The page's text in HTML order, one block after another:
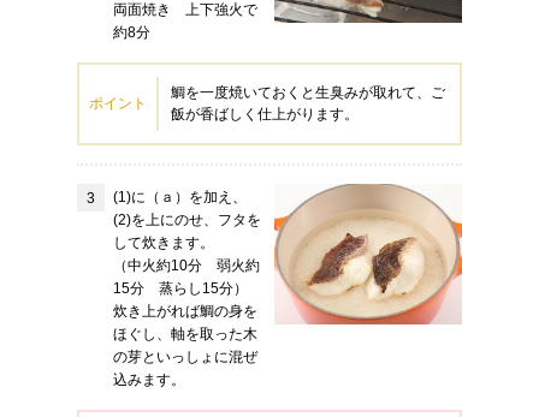
両面焼き 上下強火で
約8分
ポイント
鯛を一度焼いておくと生臭みが取れて、ご
飯が香ばしく仕上がります。
(1)に（ａ）を加え、
(2)を上にのせ、フタを
して炊きます。
（中火約10分 弱火約
15分 蒸らし15分）
炊き上がれば鯛の身を
ほぐし、軸を取った木
の芽といっしょに混ぜ
込みます。